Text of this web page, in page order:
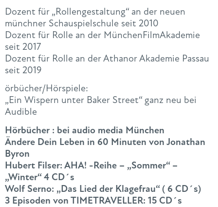
Dozent für „Rollengestaltung“ an der neuen
münchner Schauspielschule seit 2010
Dozent für Rolle an der MünchenFilmAkademie
seit 2017
Dozent für Rolle an der Athanor Akademie Passau
seit 2019
örbücher/Hörspiele:
„Ein Wispern unter Baker Street“ ganz neu bei
Audible
Hörbücher : bei audio media München
Ändere Dein Leben in 60 Minuten von Jonathan
Byron
Hubert Filser: AHA! -Reihe – „Sommer“ –
„Winter“ 4 CD´s
Wolf Serno: „Das Lied der Klagefrau“ ( 6 CD´s)
3 Episoden von TIMETRAVELLER: 15 CD´s